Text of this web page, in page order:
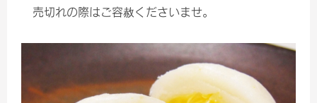
売切れの際はご容赦くださいませ。